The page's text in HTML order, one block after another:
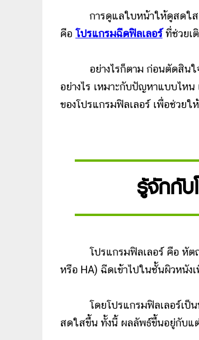
การดูแลใบหน้าให้ดูสดใสแล
คือ โปรแกรมฉีดฟิลเลอร์ ที่ช่วยเ
อย่างไรก็ตาม ก่อนตัดสินใจฉี
อย่างไร เหมาะกับปัญหาแบบไหน
ของโปรแกรมฟิลเลอร์ เพื่อช่วยใ
รู้จักกับ
โปรแกรมฟิลเลอร์ คือ หัตถกา
หรือ HA) ฉีดเข้าไปในชั้นผิวหนัง
โดยโปรแกรมฟิลเลอร์เป็นหัต
สดใสขึ้น ทั้งนี้ ผลลัพธ์ขึ้นอยู่กับแ